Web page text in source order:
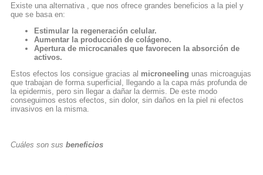
Existe una alternativa , que nos ofrece grandes beneficios a la piel y
que se basa en:
Estimular la regeneración celular.
Aumentar la producción de colágeno.
Apertura de microcanales que favorecen la absorción de
activos.
Estos efectos los consigue gracias al microneeling unas microagujas
que trabajan de forma superficial, llegando a la capa más profunda de
la epidermis, pero sin llegar a dañar la dermis. De este modo
conseguimos estos efectos, sin dolor, sin daños en la piel ni efectos
invasivos en la misma.
Cuáles son sus beneficios